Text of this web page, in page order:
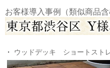
お客様導入事例（類似商品含
・ ウッドデッキ ショートスト